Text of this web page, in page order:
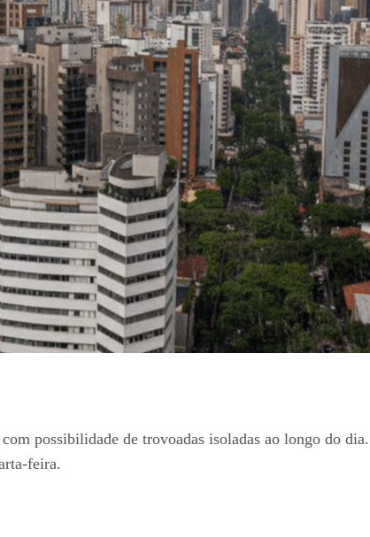
possibilidade de trovoadas isoladas ao longo do
feira.